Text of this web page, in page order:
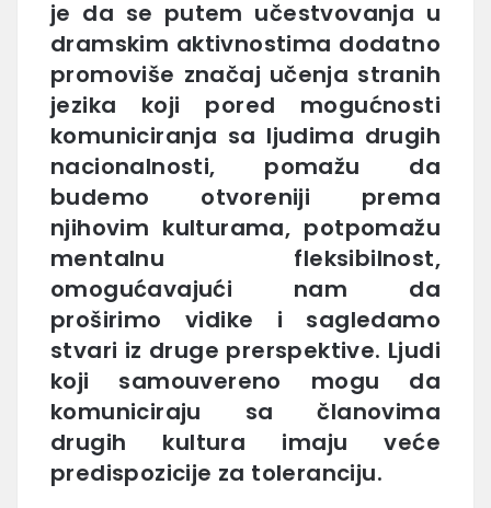
je da se putem učestvovanja u
dramskim aktivnostima dodatno
promoviše značaj učenja stranih
jezika koji pored mogućnosti
komuniciranja sa ljudima drugih
nacionalnosti, pomažu da
budemo otvoreniji prema
njihovim kulturama, potpomažu
mentalnu fleksibilnost,
omogućavajući nam da
proširimo vidike i sagledamo
stvari iz druge prerspektive. Ljudi
koji samouvereno mogu da
komuniciraju sa članovima
drugih kultura imaju veće
predispozicije za toleranciju.